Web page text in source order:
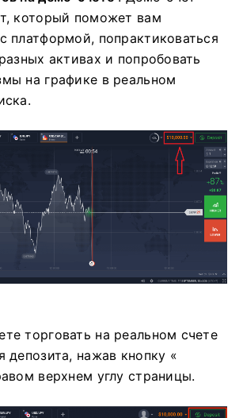
который поможет вам
платформой, попрактиковаться
активах и попробовать
на графике в реальном
торговать на реальном счете
депозита, нажав кнопку «
верхнем углу страницы.